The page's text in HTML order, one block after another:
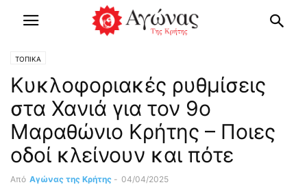
ΤΟΠΙΚΑ
Κυκλοφοριακές ρυθμίσεις
στα Χανιά για τον 9ο
Μαραθώνιο Κρήτης – Ποιες
οδοί κλείνουν και πότε
Από Αγώνας της Κρήτης - 04/04/2025